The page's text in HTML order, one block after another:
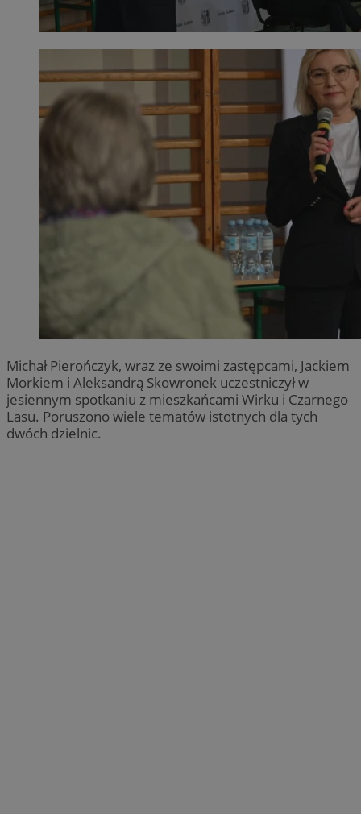
Michał Pierończyk, wraz ze swoimi zastępcami, Jackiem
Morkiem i Aleksandrą Skowronek uczestniczył w
jesiennym spotkaniu z mieszkańcami Wirku i Czarnego
Lasu. Poruszono wiele tematów istotnych dla tych
dwóch dzielnic.